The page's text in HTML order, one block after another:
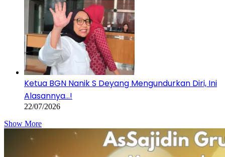
Ketua BGN Nanik S Deyang Mengundurkan Diri, Ini
Alasannya…!
22/07/2026
Show More